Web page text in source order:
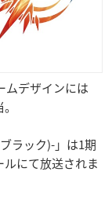
ムデザインには
ラック)-」は1期
にて放送されま